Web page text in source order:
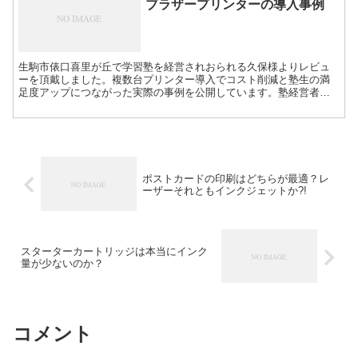
ブラザープリンターの導入事例
生駒市俵口喜里が丘で学習塾を経営されおられる久保様よりレビュ
ーを頂戴しました。複数台プリンター導入でコスト削減と塾生の満
足度アップにつながった実際の事例を公開しています。塾経営者の
は必見ですよ。
ポストカードの印刷はどちらが最適？レ
ーザーそれともインクジェットか?!
スターターカートリッジは本当にインク
量が少ないのか？
コメント